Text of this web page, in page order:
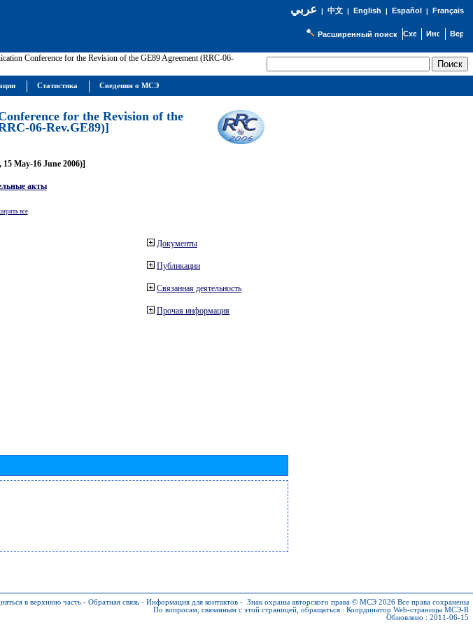
عربي| 中文| English | Español | Français
Расширенный поиск
Conference for the Revision of the GE89 Agreement (RRC-06-
for the Revision of the
06-Rev.GE89)]
May-16 June 2006)]
акты
все
Документы
Публикации
Связанная деятельность
Прочая информация
в верхнюю часть - Обратная связь - Информация для контактов - Знак охраны авторского права © МСЭ 2026 Все права сохранены
По вопросам, связанным с этой страницей, обращаться : Координатор Web-страницы МСЭ-R
Обновлено : 2011-06-15
Статистика Сведения о МСЭ